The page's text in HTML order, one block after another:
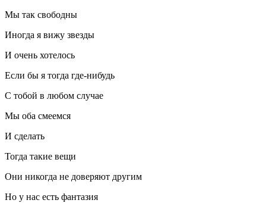
Мы так свободны
Иногда я вижу звезды
И очень хотелось
Если бы я тогда где-нибудь
С тобой в любом случае
Мы оба смеемся
И сделать
Тогда такие вещи
Они никогда не доверяют другим
Но у нас есть фантазия